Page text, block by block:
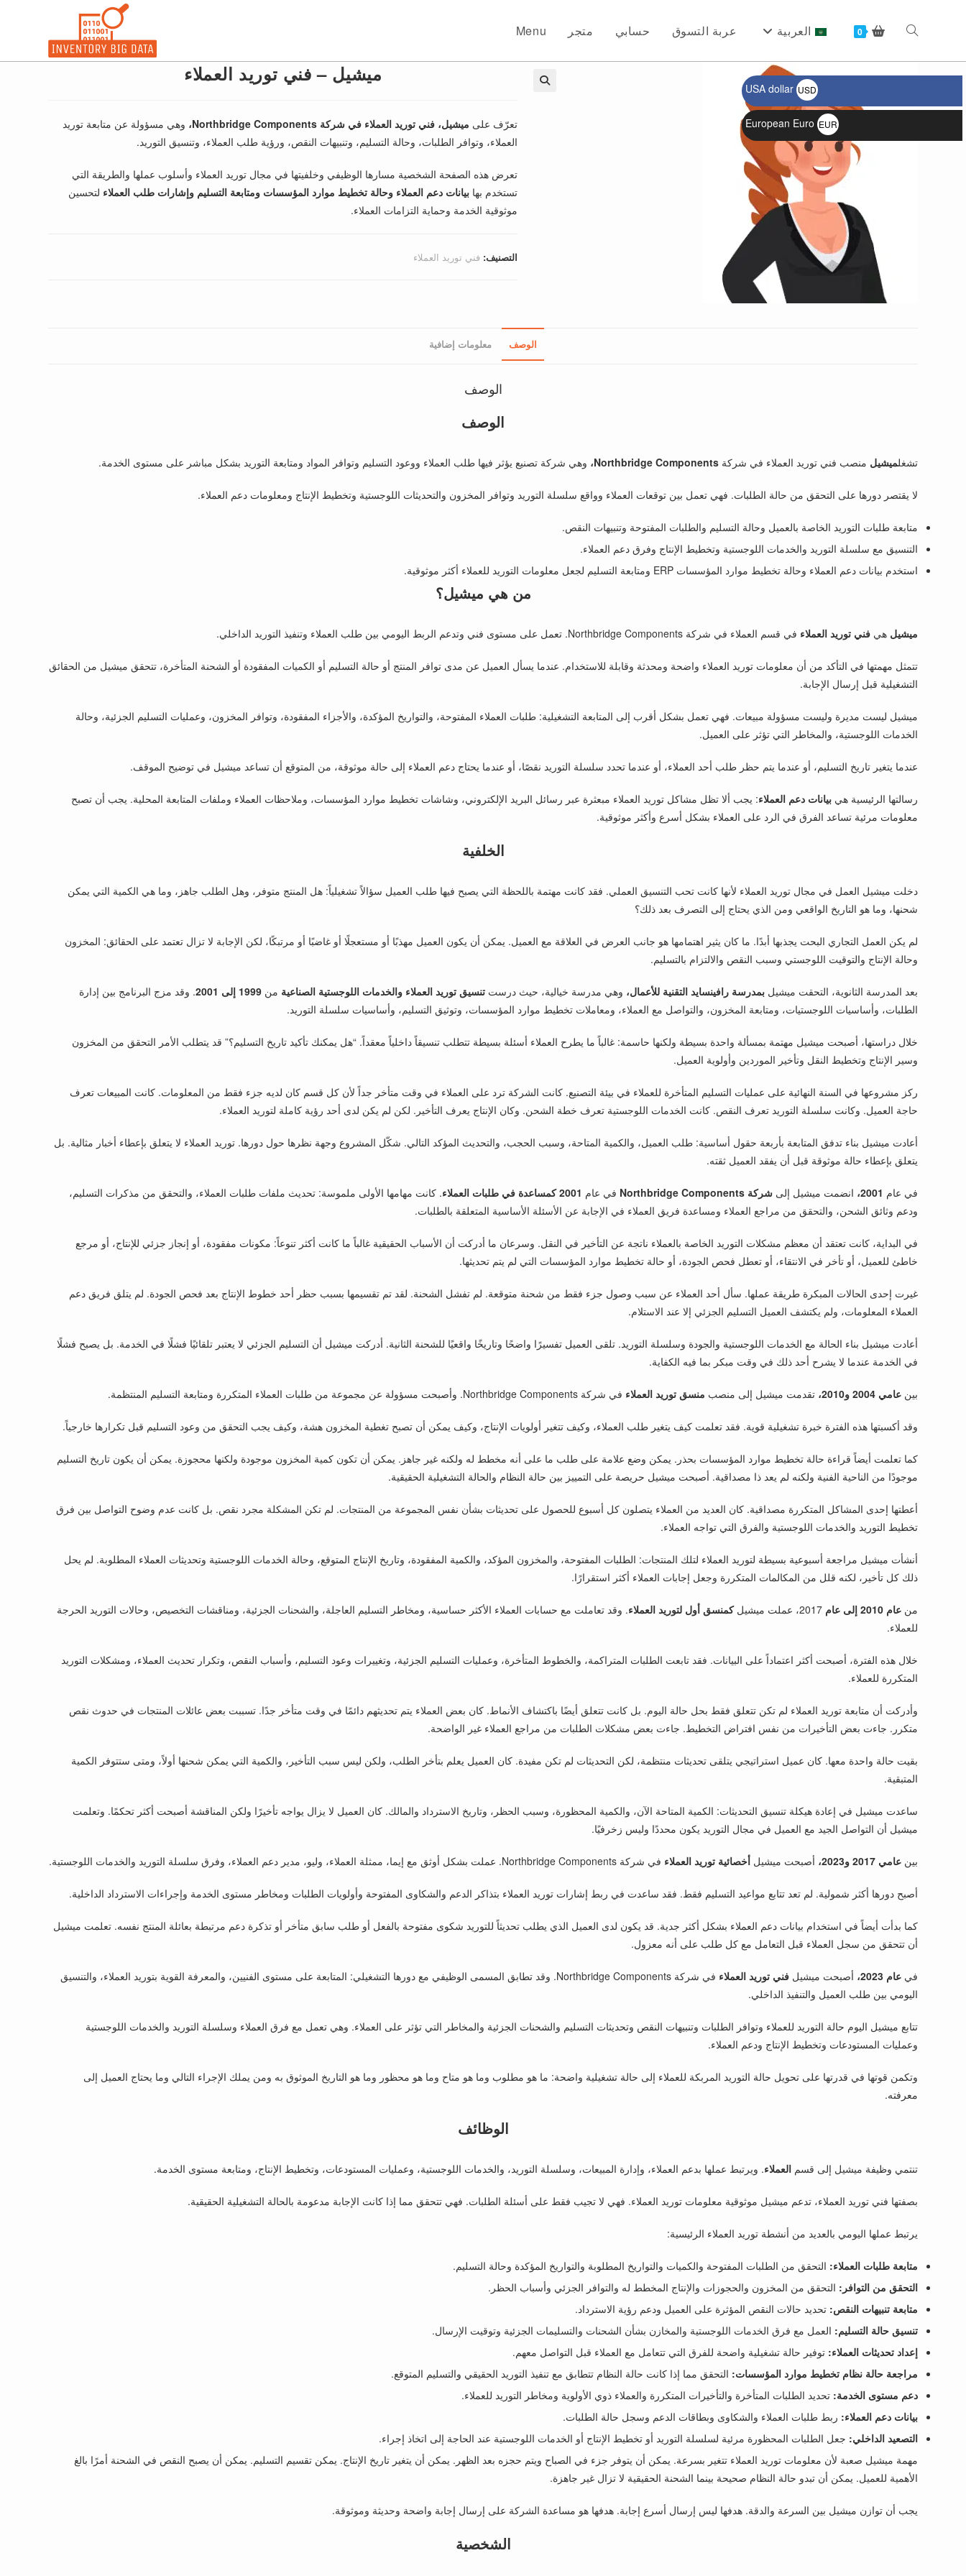
Menu متجر حسابي عربة التسوق العربية 0 Toggle
ميشيل – فني توريد العملاء
تعرّف على ميشيل، فني توريد العملاء في شركة Northbridge Components،
وهي مسؤولة عن متابعة توريد
العملاء، وتوافر الطلبات، وحالة التسليم، وتنبيهات النقص، ورؤية طلب العملاء، وتنسيق التوريد.
تعرض هذه الصفحة الشخصية مسارها الوظيفي وخلفيتها في مجال توريد العملاء وأسلوب عملها والطريقة التي
تستخدم بها بيانات دعم العملاء وحالة تخطيط موارد المؤسسات ومتابعة التسليم وإشارات طلب العملاء لتحسين
موثوقية الخدمة وحماية التزامات العملاء.
التصنيف: فني توريد العملاء
الوصف معلومات إضافية
الوصف
الوصف
تشغلميشيل منصب فني توريد العملاء في شركةNorthbridge Components، وهي شركة تصنيع يؤثر فيها طلب العملاء ووعود التسليم وتوافر المواد ومتابعة التوريد بشكل مباشر على مستوى الخدمة.
لا يقتصر دورها على التحقق من حالة الطلبات. فهي تعمل بين توقعات العملاء وواقع سلسلة التوريد وتوافر المخزون والتحديثات اللوجستية وتخطيط الإنتاج ومعلومات دعم العملاء.
متابعة طلبات التوريد الخاصة بالعميل وحالة التسليم والطلبات المفتوحة وتنبيهات النقص.
التنسيق مع سلسلة التوريد والخدمات اللوجستية وتخطيط الإنتاج وفرق دعم العملاء.
استخدم بيانات دعم العملاء وحالة تخطيط موارد المؤسسات ERP ومتابعة التسليم لجعل معلومات التوريد للعملاء أكثر موثوقية.
من هي ميشيل؟
ميشيل هيفني توريد العملاء في قسم العملاء في شركة Northbridge Components. تعمل على مستوى فني وتدعم الربط اليومي بين طلب العملاء وتنفيذ التوريد الداخلي.
تتمثل مهمتها في التأكد من أن معلومات توريد العملاء واضحة ومحدثة وقابلة للاستخدام. عندما يسأل العميل عن مدى توافر المنتج أو حالة التسليم أو الكميات المفقودة أو الشحنة المتأخرة، تتحقق ميشيل من الحقائق
التشغيلية قبل إرسال الإجابة.
ميشيل ليست مديرة وليست مسؤولة مبيعات. فهي تعمل بشكل أقرب إلى المتابعة التشغيلية: طلبات العملاء المفتوحة، والتواريخ المؤكدة، والأجزاء المفقودة، وتوافر المخزون، وعمليات التسليم الجزئية، وحالة
الخدمات اللوجستية، والمخاطر التي تؤثر على العميل.
عندما يتغير تاريخ التسليم، أو عندما يتم حظر طلب أحد العملاء، أو عندما تحدد سلسلة التوريد نقصًا، أو عندما يحتاج دعم العملاء إلى حالة موثوقة، من المتوقع أن تساعد ميشيل في توضيح الموقف.
رسالتها الرئيسية هيبيانات دعم العملاء: يجب ألا تظل مشاكل توريد العملاء مبعثرة عبر رسائل البريد الإلكتروني، وشاشات تخطيط موارد المؤسسات، وملاحظات العملاء وملفات المتابعة المحلية. يجب أن تصبح
معلومات مرئية تساعد الفرق في الرد على العملاء بشكل أسرع وأكثر موثوقية.
الخلفية
دخلت ميشيل العمل في مجال توريد العملاء لأنها كانت تحب التنسيق العملي. فقد كانت مهتمة باللحظة التي يصبح فيها طلب العميل سؤالاً تشغيلياً: هل المنتج متوفر، وهل الطلب جاهز، وما هي الكمية التي يمكن
شحنها، وما هو التاريخ الواقعي ومن الذي يحتاج إلى التصرف بعد ذلك؟
لم يكن العمل التجاري البحت يجذبها أبدًا. ما كان يثير اهتمامها هو جانب العرض في العلاقة مع العميل. يمكن أن يكون العميل مهذبًا أو مستعجلًا أو غاضبًا أو مرتبكًا، لكن الإجابة لا تزال تعتمد على الحقائق: المخزون
وحالة الإنتاج والتوقيت اللوجستي وسبب النقص والالتزام بالتسليم.
بعد المدرسة الثانوية، التحقت ميشيلبمدرسة رافينسايد التقنية للأعمال، وهي مدرسة خيالية، حيث درستتنسيق توريد العملاء والخدمات اللوجستية الصناعية من1999 إلى 2001
. وقد مزج البرنامج بين إدارة
الطلبات، وأساسيات اللوجستيات، ومتابعة المخزون، والتواصل مع العملاء، ومعاملات تخطيط موارد المؤسسات، وتوثيق التسليم، وأساسيات سلسلة التوريد.
خلال دراستها، أصبحت ميشيل مهتمة بمسألة واحدة بسيطة ولكنها حاسمة: غالباً ما يطرح العملاء أسئلة بسيطة تتطلب تنسيقاً داخلياً معقداً. “هل يمكنك تأكيد تاريخ التسليم؟” قد يتطلب الأمر التحقق من المخزون
وسير الإنتاج وتخطيط النقل وتأخير الموردين وأولوية العميل.
ركز مشروعها في السنة النهائية على عمليات التسليم المتأخرة للعملاء في بيئة التصنيع. كانت الشركة ترد على العملاء في وقت متأخر جداً لأن كل قسم كان لديه جزء فقط من المعلومات. كانت المبيعات تعرف
حاجة العميل. وكانت سلسلة التوريد تعرف النقص. كانت الخدمات اللوجستية تعرف خطة الشحن. وكان الإنتاج يعرف التأخير. لكن لم يكن لدى أحد رؤية كاملة لتوريد العملاء.
أعادت ميشيل بناء تدفق المتابعة بأربعة حقول أساسية: طلب العميل، والكمية المتاحة، وسبب الحجب، والتحديث المؤكد التالي. شكّل المشروع وجهة نظرها حول دورها. توريد العملاء لا يتعلق بإعطاء أخبار مثالية. بل
يتعلق بإعطاء حالة موثوقة قبل أن يفقد العميل ثقته.
في عام 2001، انضمت ميشيل إلىشركة Northbridge Components في عام 2001 كمساعدة في طلبات العملاء. كانت مهامها الأولى ملموسة: تحديث ملفات طلبات العملاء، والتحقق من مذكرات التسليم،
ودعم وثائق الشحن، والتحقق من مراجع العملاء ومساعدة فريق العملاء في الإجابة عن الأسئلة الأساسية المتعلقة بالطلبات.
في البداية، كانت تعتقد أن معظم مشكلات التوريد الخاصة بالعملاء ناتجة عن التأخير في النقل. وسرعان ما أدركت أن الأسباب الحقيقية غالباً ما كانت أكثر تنوعاً: مكونات مفقودة، أو إنجاز جزئي للإنتاج، أو مرجع
خاطئ للعميل، أو تأخر في الانتقاء، أو تعطل فحص الجودة، أو حالة تخطيط موارد المؤسسات التي لم يتم تحديثها.
غيرت إحدى الحالات المبكرة طريقة عملها. سأل أحد العملاء عن سبب وصول جزء فقط من شحنة متوقعة. لم تفشل الشحنة. لقد تم تقسيمها بسبب حظر أحد خطوط الإنتاج بعد فحص الجودة. لم يتلق فريق دعم
العملاء المعلومات، ولم يكتشف العميل التسليم الجزئي إلا عند الاستلام.
أعادت ميشيل بناء الحالة مع الخدمات اللوجستية والجودة وسلسلة التوريد. تلقى العميل تفسيرًا واضحًا وتاريخًا واقعيًا للشحنة الثانية. أدركت ميشيل أن التسليم الجزئي لا يعتبر تلقائيًا فشلًا في الخدمة. بل يصبح فشلًا
في الخدمة عندما لا يشرح أحد ذلك في وقت مبكر بما فيه الكفاية.
بينعامي 2004 و2010، تقدمت ميشيل إلى منصب منسق توريد العملاء في شركة Northbridge Components. وأصبحت مسؤولة عن مجموعة من طلبات العملاء المتكررة ومتابعة التسليم المنتظمة.
وقد أكسبتها هذه الفترة خبرة تشغيلية قوية. فقد تعلمت كيف يتغير طلب العملاء، وكيف تتغير أولويات الإنتاج، وكيف يمكن أن تصبح تغطية المخزون هشة، وكيف يجب التحقق من وعود التسليم قبل تكرارها خارجياً.
كما تعلمت أيضاً قراءة حالة تخطيط موارد المؤسسات بحذر. يمكن وضع علامة على طلب ما على أنه مخطط له ولكنه غير جاهز. يمكن أن تكون كمية المخزون موجودة ولكنها محجوزة. يمكن أن يكون تاريخ التسليم
موجودًا من الناحية الفنية ولكنه لم يعد ذا مصداقية. أصبحت ميشيل حريصة على التمييز بين حالة النظام والحالة التشغيلية الحقيقية.
أعطتها إحدى المشاكل المتكررة مصداقية. كان العديد من العملاء يتصلون كل أسبوع للحصول على تحديثات بشأن نفس المجموعة من المنتجات. لم تكن المشكلة مجرد نقص. بل كانت عدم وضوح التواصل بين فرق
تخطيط التوريد والخدمات اللوجستية والفرق التي تواجه العملاء.
أنشأت ميشيل مراجعة أسبوعية بسيطة لتوريد العملاء لتلك المنتجات: الطلبات المفتوحة، والمخزون المؤكد، والكمية المفقودة، وتاريخ الإنتاج المتوقع، وحالة الخدمات اللوجستية وتحديثات العملاء المطلوبة. لم يحل
ذلك كل تأخير، لكنه قلل من المكالمات المتكررة وجعل إجابات العملاء أكثر استقرارًا.
منعام 2010 إلى عام 2017، عملت ميشيل كمنسق أول لتوريد العملاء. وقد تعاملت مع حسابات العملاء الأكثر حساسية، ومخاطر التسليم العاجلة، والشحنات الجزئية، ومناقشات التخصيص، وحالات التوريد الحرجة
للعملاء.
خلال هذه الفترة، أصبحت أكثر اعتماداً على البيانات. فقد تابعت الطلبات المتراكمة، والخطوط المتأخرة، وعمليات التسليم الجزئية، وتغييرات وعود التسليم، وأسباب النقص، وتكرار تحديث العملاء، ومشكلات التوريد
المتكررة للعملاء.
وأدركت أن متابعة توريد العملاء لم تكن تتعلق فقط بحل حالة اليوم. بل كانت تتعلق أيضًا باكتشاف الأنماط. كان بعض العملاء يتم تحديثهم دائمًا في وقت متأخر جدًا. تسببت بعض عائلات المنتجات في حدوث نقص
متكرر. جاءت بعض التأخيرات من نفس افتراض التخطيط. جاءت بعض مشكلات الطلبات من مراجع العملاء غير الواضحة.
بقيت حالة واحدة معها. كان عميل استراتيجي يتلقى تحديثات منتظمة، لكن التحديثات لم تكن مفيدة. كان العميل يعلم بتأخر الطلب، ولكن ليس سبب التأخير، والكمية التي يمكن شحنها أولاً، ومتى ستتوفر الكمية
المتبقية.
ساعدت ميشيل في إعادة هيكلة تنسيق التحديثات: الكمية المتاحة الآن، والكمية المحظورة، وسبب الحظر، وتاريخ الاسترداد والمالك. كان العميل لا يزال يواجه تأخيرًا ولكن المناقشة أصبحت أكثر تحكمًا. وتعلمت
ميشيل أن التواصل الجيد مع العميل في مجال التوريد يكون محددًا وليس زخرفيًا.
بينعامي 2017 و2023، أصبحت ميشيلأخصائية توريد العملاء في شركة Northbridge Components. عملت بشكل أوثق مع إيما، ممثلة العملاء، وليو، مدير دعم العملاء، وفرق سلسلة التوريد والخدمات اللوجستية.
أصبح دورها أكثر شمولية. لم تعد تتابع مواعيد التسليم فقط. فقد ساعدت في ربط إشارات توريد العملاء بتذاكر الدعم والشكاوى المفتوحة وأولويات الطلبات ومخاطر مستوى الخدمة وإجراءات الاسترداد الداخلية.
كما بدأت أيضاً في استخدام بيانات دعم العملاء بشكل أكثر جدية. قد يكون لدى العميل الذي يطلب تحديثاً للتوريد شكوى مفتوحة بالفعل أو طلب سابق متأخر أو تذكرة دعم مرتبطة بعائلة المنتج نفسه. تعلمت ميشيل
أن تتحقق من سجل العملاء قبل التعامل مع كل طلب على أنه معزول.
فيعام 2023، أصبحت ميشيلفني توريد العملاء
في شركة Northbridge Components. وقد تطابق المسمى الوظيفي مع دورها التشغيلي: المتابعة على مستوى الفنيين، والمعرفة القوية بتوريد العملاء، والتنسيق
اليومي بين طلب العميل والتنفيذ الداخلي.
تتابع ميشيل اليوم حالة التوريد للعملاء وتوافر الطلبات وتنبيهات النقص وتحديثات التسليم والشحنات الجزئية والمخاطر التي تؤثر على العملاء. وهي تعمل مع فرق العملاء وسلسلة التوريد والخدمات اللوجستية
وعمليات المستودعات وتخطيط الإنتاج ودعم العملاء.
وتكمن قوتها في قدرتها على تحويل حالة التوريد المربكة للعملاء إلى حالة تشغيلية واضحة: ما هو مطلوب وما هو متاح وما هو محظور وما هو التاريخ الموثوق به ومن يملك الإجراء التالي وما يحتاج العميل إلى
معرفته.
الوظائف
تنتمي وظيفة ميشيل إلى قسمالعملاء. ويرتبط عملها بدعم العملاء، وإدارة المبيعات، وسلسلة التوريد، والخدمات اللوجستية، وعمليات المستودعات، وتخطيط الإنتاج، ومتابعة مستوى الخدمة.
بصفتها فني توريد العملاء، تدعم ميشيل موثوقية معلومات توريد العملاء. فهي لا تجيب فقط على أسئلة الطلبات. فهي تتحقق مما إذا كانت الإجابة مدعومة بالحالة التشغيلية الحقيقية.
يرتبط عملها اليومي بالعديد من أنشطة توريد العملاء الرئيسية:
متابعة طلبات العملاء: التحقق من الطلبات المفتوحة والكميات والتواريخ المطلوبة والتواريخ المؤكدة وحالة التسليم.
التحقق من التوافر: التحقق من المخزون والحجوزات والإنتاج المخطط له والتوافر الجزئي وأسباب الحظر.
متابعة تنبيهات النقص: تحديد حالات النقص المؤثرة على العميل ودعم رؤية الاسترداد.
تنسيق حالة التسليم: العمل مع فرق الخدمات اللوجستية والمخازن بشأن الشحنات والتسليمات الجزئية وتوقيت الإرسال.
إعداد تحديثات العملاء: توفير حالة تشغيلية واضحة للفرق التي تتعامل مع العملاء قبل التواصل معهم.
مراجعة حالة نظام تخطيط موارد المؤسسات: التحقق مما إذا كانت حالة النظام تتطابق مع تنفيذ التوريد الحقيقي والتسليم المتوقع.
دعم مستوى الخدمة: تحديد الطلبات المتأخرة والتأخيرات المتكررة والعملاء ذوي الأولوية ومخاطر التوريد للعملاء.
بيانات دعم العملاء: ربط طلبات العملاء والشكاوى وبطاقات الدعم وسجل حالة الطلبات.
التصعيد الداخلي: جعل الطلبات المحظورة مرئية لسلسلة التوريد أو تخطيط الإنتاج أو الخدمات اللوجستية عند الحاجة إلى اتخاذ إجراء.
مهمة ميشيل صعبة لأن معلومات توريد العملاء تتغير بسرعة. يمكن أن يتوفر جزء في الصباح ويتم حجزه بعد الظهر. يمكن أن يتغير تاريخ الإنتاج. يمكن تقسيم التسليم. يمكن أن يصبح النقص في الشحنة أمرًا بالغ
الأهمية للعميل. يمكن أن تبدو حالة النظام صحيحة بينما الشحنة الحقيقية لا تزال غير جاهزة.
يجب أن توازن ميشيل بين السرعة والدقة. هدفها ليس إرسال أسرع إجابة. هدفها هو مساعدة الشركة على إرسال إجابة واضحة وحديثة وموثوقة.
الشخصية
USD
$
EUR
€